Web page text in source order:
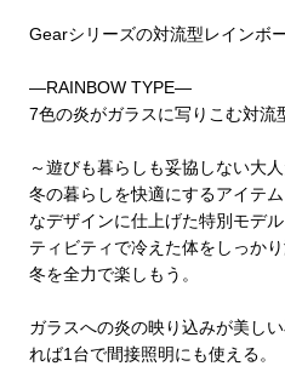
Gearシリーズの対流型レインボ
—RAINBOW TYPE—
7色の炎がガラスに写りこむ対流
～遊びも暮らしも妥協しない大
冬の暮らしを快適にするアイテ
なデザインに仕上げた特別モデ
ティビティで冷えた体をしっか
冬を全力で楽しもう。
ガラスへの炎の映り込みが美し
れば1台で間接照明にも使える。